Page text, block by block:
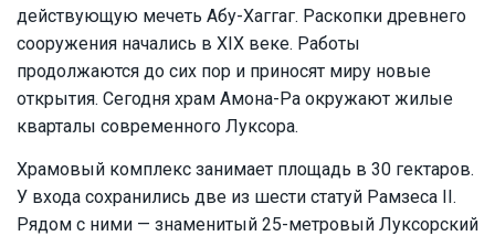
действующую мечеть Абу-Хаггаг. Раскопки древнего
сооружения начались в XIX веке. Работы
продолжаются до сих пор и приносят миру новые
открытия. Сегодня храм Амона-Ра окружают жилые
кварталы современного Луксора.
Храмовый комплекс занимает площадь в 30 гектаров.
У входа сохранились две из шести статуй Рамзеса II.
Рядом с ними — знаменитый 25-метровый Луксорский